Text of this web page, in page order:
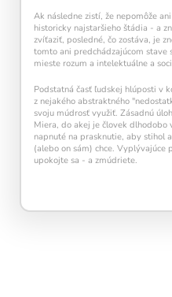
Ak následne zistí, že nepomôže
historicky najstaršieho štádia - a
zvíťaziť, posledné, čo zostáva, je
tomto ani predchádzajúcom stave
mieste rozum a intelektuálne a
Podstatná časť ľudskej hlúposti v
z nejakého abstraktného
svoju múdrosť využiť. Zásadnú
Miera, do akej je človek
napnuté na prasknutie, aby stihol
(alebo on sám) chce. Vyplývajúce
upokojte sa - a zmúdriete.